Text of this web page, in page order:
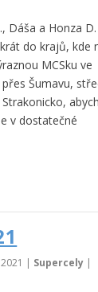
Dáša a Honza
do krajů, kde
MCSku ve
Šumavu,
v dostatečné
| Supercely|